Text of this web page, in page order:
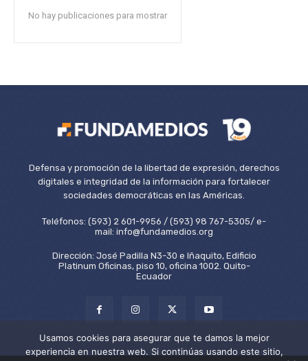
No hay publicaciones para mostrar
Defensa y promoción de la libertad de expresión, derechos
digitales e integridad de la información para fortalecer
sociedades democráticas en las Américas.
Teléfonos: (593) 2 601-9956 / (593) 98 767-5305/ e-
mail: info@fundamedios.org
Dirección: José Padilla N3-30 e Iñaquito, Edificio
Platinum Oficinas, piso 10, oficina 1002. Quito-
Ecuador
Usamos cookies para asegurar que te damos la mejor
experiencia en nuestra web. Si continúas usando este sitio,